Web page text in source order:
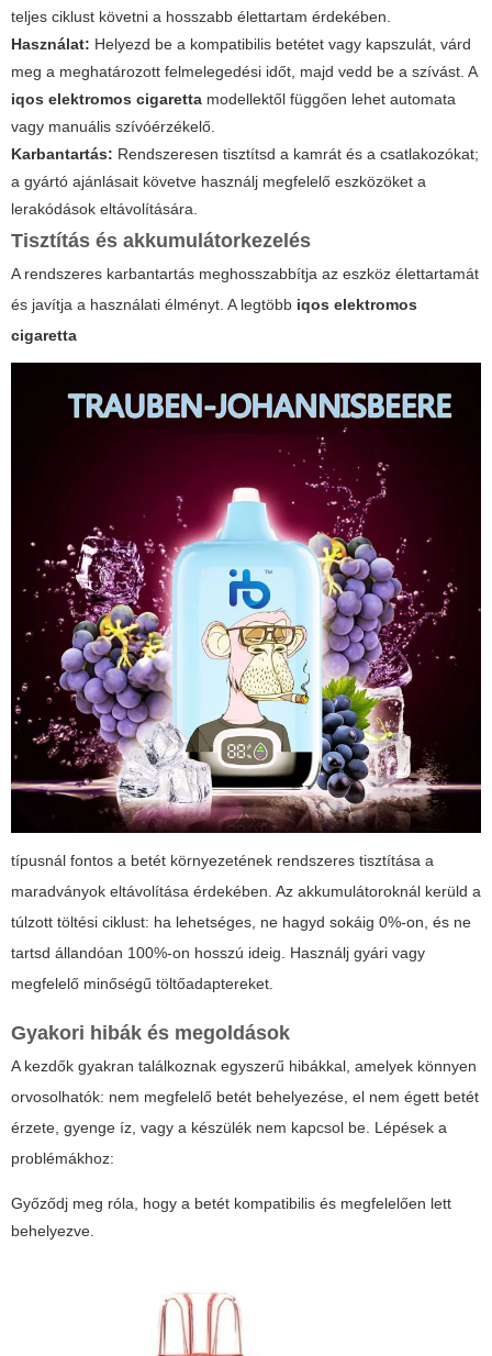
teljes ciklust követni a hosszabb élettartam érdekében.
Használat: Helyezd be a kompatibilis betétet vagy kapszulát, várd
meg a meghatározott felmelegedési időt, majd vedd be a szívást. A
iqos elektromos cigaretta modellektől függően lehet automata
vagy manuális szívóérzékelő.
Karbantartás: Rendszeresen tisztítsd a kamrát és a csatlakozókat;
a gyártó ajánlásait követve használj megfelelő eszközöket a
lerakódások eltávolítására.
Tisztítás és akkumulátorkezelés
A rendszeres karbantartás meghosszabbítja az eszköz élettartamát
és javítja a használati élményt. A legtöbb iqos elektromos
cigaretta
típusnál fontos a betét környezetének rendszeres tisztítása a
maradványok eltávolítása érdekében. Az akkumulátoroknál kerüld a
túlzott töltési ciklust: ha lehetséges, ne hagyd sokáig 0%-on, és ne
tartsd állandóan 100%-on hosszú ideig. Használj gyári vagy
megfelelő minőségű töltőadaptereket.
Gyakori hibák és megoldások
A kezdők gyakran találkoznak egyszerű hibákkal, amelyek könnyen
orvosolhatók: nem megfelelő betét behelyezése, el nem égett betét
érzete, gyenge íz, vagy a készülék nem kapcsol be. Lépések a
problémákhoz:
Győződj meg róla, hogy a betét kompatibilis és megfelelően lett
behelyezve.